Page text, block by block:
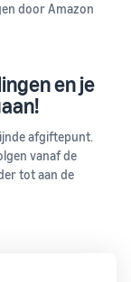
door Amazon
en je
afgiftepunt.
vanaf de
tot aan de